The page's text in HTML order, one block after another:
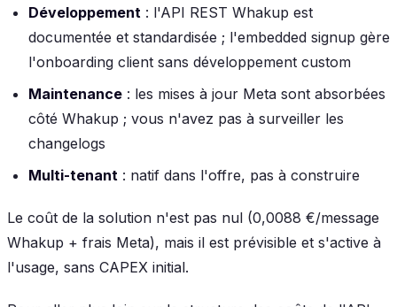
Développement : l'API REST Whakup est
documentée et standardisée ; l'embedded signup gère
l'onboarding client sans développement custom
Maintenance : les mises à jour Meta sont absorbées
côté Whakup ; vous n'avez pas à surveiller les
changelogs
Multi-tenant : natif dans l'offre, pas à construire
Le coût de la solution n'est pas nul (0,0088 €/message
Whakup + frais Meta), mais il est prévisible et s'active à
l'usage, sans CAPEX initial.